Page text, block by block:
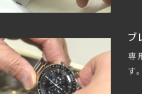
ブ
専
す